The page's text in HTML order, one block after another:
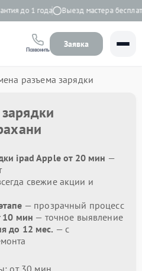
до 1 года Выезд мастера бесплатно
Позвонить
Заявка
разъема зарядки
ipad Apple от 20 мин —
свежие акции и
— прозрачный процесс
10 мин — точное выявление
до 12 мес. — с
от 30 мин